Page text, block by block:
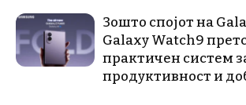
Зошто спојот на
Galaxy Watch9
практичен систем
продуктивност и